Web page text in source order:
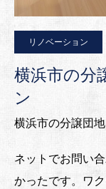
リノベーション
横浜市の分
ン
横浜市の分譲団
ネットでお問い
かったです。ワ